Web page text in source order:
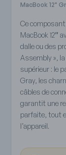
MacBook 12"
Ce
MacBook 12″
dalle ou des
Assembly »,
supérieur : le
Gray, les
câbles de
garantit une
parfaite, tout
l’appareil.